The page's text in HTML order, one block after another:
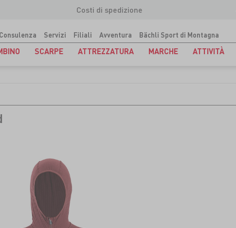
Costi di spedizione
Consulenza Servizi Filiali Avventura Bächli Sport di Montagna
SCARPE ATTREZZATURA MARCHE ATTIVITÀ